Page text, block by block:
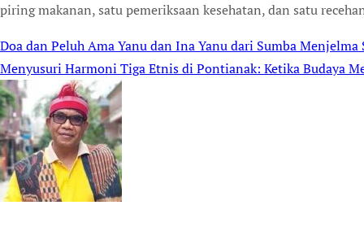
piring makanan, satu pemeriksaan kesehatan, dan satu
Post
navigation
Doa dan Peluh Ama Yanu dan Ina Yanu dari Sumba Menjelma
Menyusuri Harmoni Tiga Etnis di Pontianak: Ketika Budaya